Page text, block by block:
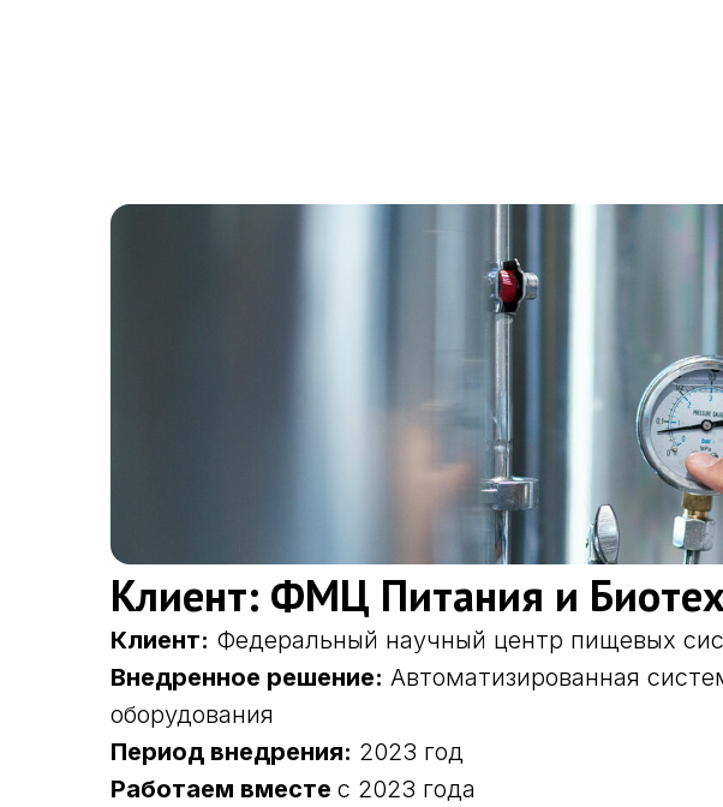
Клиент: ФМЦ Питания и
Клиент: Федеральный научный центр пищевых
Внедренное решение: Автоматизированная
оборудования
Период внедрения: 2023 год
Работаем вместе с 2023 года